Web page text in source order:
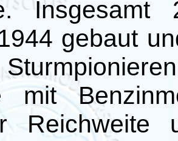
gebaut
mit
Reichweite